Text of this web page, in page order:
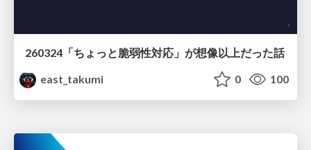
260324「ちょっと脆弱性対応」が想像以上だった話
east_takumi
0 100